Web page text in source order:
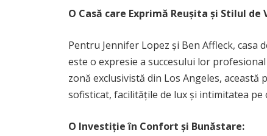
O Casă care Exprimă Reușita și Stilul de
Pentru Jennifer Lopez și Ben Affleck, casa
este o expresie a succesului lor
zonă exclusivistă din Los Angeles,
sofisticat, facilitățile de lux și intimitatea pe
O Investiție în Confort și Bunăstare: